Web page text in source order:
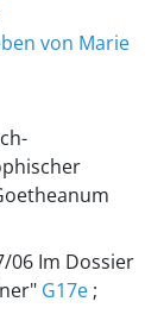
von Marie
06 Im Dossier
G17e;